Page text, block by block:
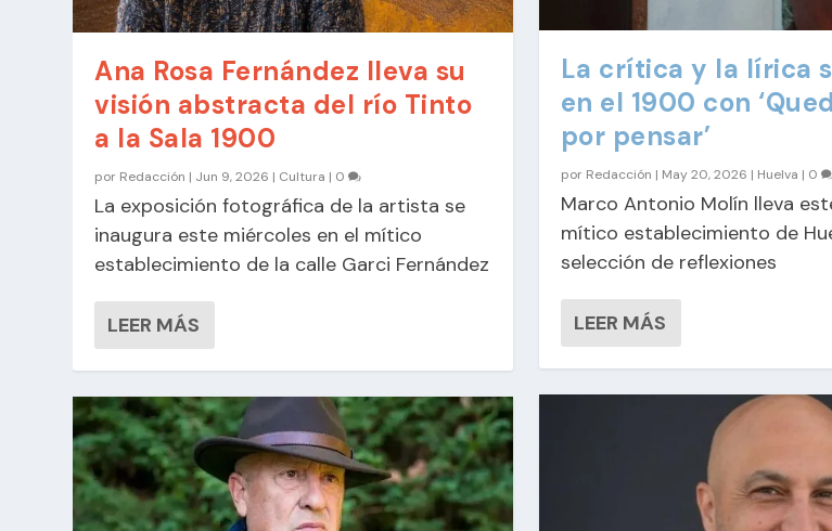
Ana Rosa Fernández lleva su
visión abstracta del río Tinto
a la Sala 1900
por Redacción | Jun 9, 2026 | Cultura | 0
La exposición fotográfica de la artista se
inaugura este miércoles en el mítico
establecimiento de la calle Garci Fernández
LEER MÁS
La crítica y la lírica
en el 1900 con
por pensar’
por Redacción | May 20, 2026 | Huelva | 0
Marco Antonio Molín lleva
mítico establecimiento de
selección de reflexiones
LEER MÁS